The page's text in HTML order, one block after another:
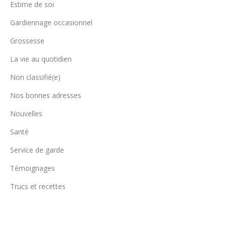
Estime de soi
Gardiennage occasionnel
Grossesse
La vie au quotidien
Non classifié(e)
Nos bonnes adresses
Nouvelles
Santé
Service de garde
Témoignages
Trucs et recettes